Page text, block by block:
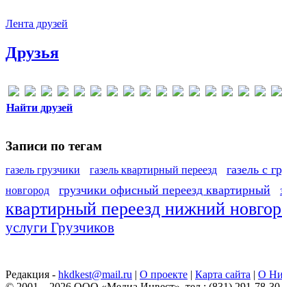
Лента друзей
Друзья
Найти друзей
Записи по тегам
газель грузчики газель квартирный переезд газель с
новгород
грузчики офисный переезд квартирный
квартирный переезд нижний
услуги Грузчиков
Редакция - hkdkest@mail.ru | О проекте | Карта сайта | О